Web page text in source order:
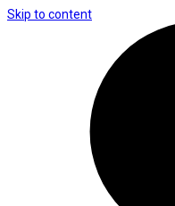
Skip to content